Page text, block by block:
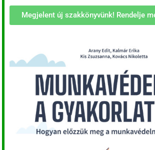
Megjelent új szakkönyvünk! Rendelje